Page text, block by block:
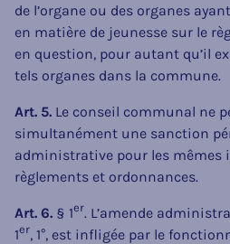
de l’organe ou des organes
en matière de jeunesse sur le
en question, pour autant qu’il
tels organes dans la commune.
Art. 5. Le conseil communal ne
simultanément une sanction
administrative pour les mêmes
règlements et ordonnances.
Art. 6. § 1er. L’amende
1er, 1°, est infligée par le